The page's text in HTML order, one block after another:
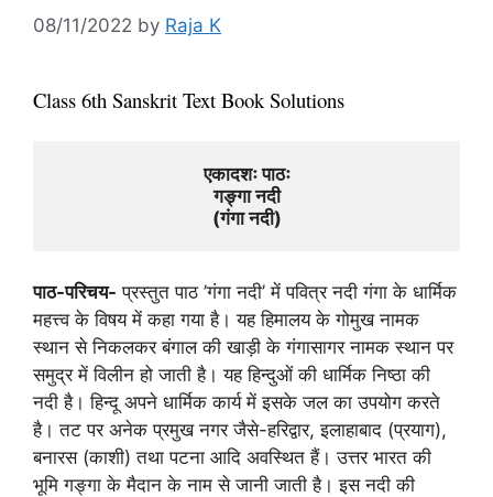
08/11/2022 by Raja K
Class 6th Sanskrit Text Book Solutions
एकादशः पाठः
गङ्गा नदी
(गंगा नदी)
पाठ-परिचय- प्रस्तुत पाठ ’गंगा नदी’ में पवित्र नदी गंगा के धार्मिक
महत्त्व के विषय में कहा गया है। यह हिमालय के गोमुख नामक
स्थान से निकलकर बंगाल की खाड़ी के गंगासागर नामक स्थान पर
समुद्र में विलीन हो जाती है। यह हिन्दुओं की धार्मिक निष्ठा की
नदी है। हिन्दू अपने धार्मिक कार्य में इसके जल का उपयोग करते
है। तट पर अनेक प्रमुख नगर जैसे-हरिद्वार, इलाहाबाद (प्रयाग),
बनारस (काशी) तथा पटना आदि अवस्थित हैं। उत्तर भारत की
भूमि गङ्गा के मैदान के नाम से जानी जाती है। इस नदी की